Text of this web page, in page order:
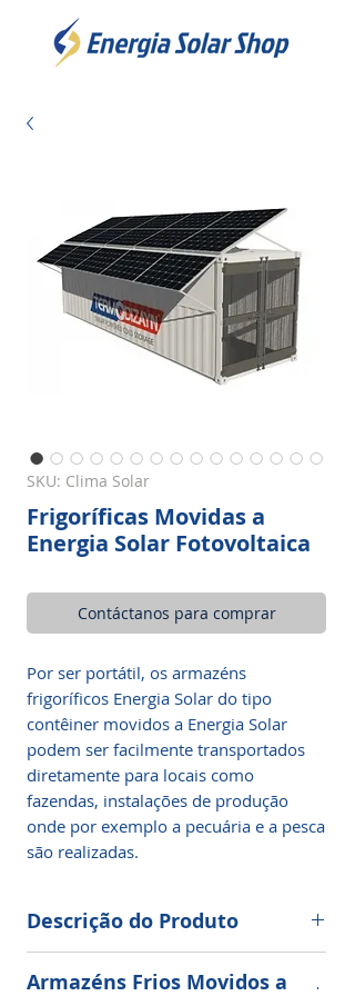
SKU: Clima Solar
Frigoríficas Movidas a
Energia Solar Fotovoltaica
Contáctanos para comprar
Por ser portátil, os armazéns
frigoríficos Energia Solar do tipo
contêiner movidos a Energia Solar
podem ser facilmente transportados
diretamente para locais como
fazendas, instalações de produção
onde por exemplo a pecuária e a pesca
são realizadas.
Descrição do Produto
CONGELADOR SOLAR
Armazéns Frios Movidos a